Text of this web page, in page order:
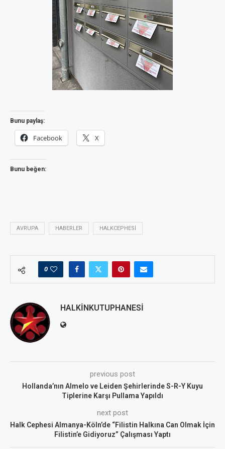
Bunu paylaş:
Facebook X
Bunu beğen:
AVRUPA HABERLER HALKCEPHESI
0
HALKINKUTUPHANESI
previous post
Hollanda’nın Almelo ve Leiden Şehirlerinde S-R-Y Kuyu
Tiplerine Karşı Pullama Yapıldı
next post
Halk Cephesi Almanya-Köln’de “Filistin Halkına Can Olmak İçin
Filistin’e Gidiyoruz” Çalışması Yaptı